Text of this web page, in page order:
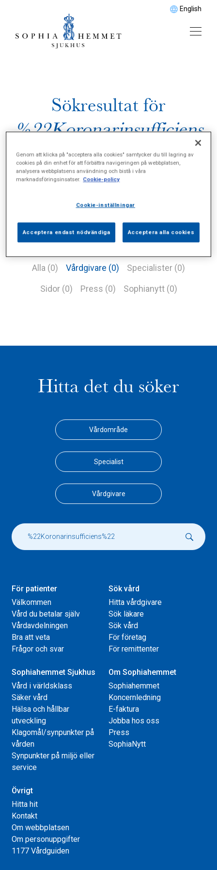
English
Sökresultat för
%22Koronarinsufficiens
%22
Alla (0) Vårdgivare (0) Specialister (0)
Sidor (0) Press (0) Sophianytt (0)
Hitta det du söker
Vårdområde
Specialist
Vårdgivare
För patienter
Välkommen
Vård du betalar själv
Vårdavdelningen
Bra att veta
Frågor och svar
Sök vård
Hitta vårdgivare
Sök läkare
Sök vård
För företag
För remittenter
Sophiahemmet Sjukhus
Vård i världsklass
Säker vård
Hälsa och hållbar
utveckling
Klagomål/synpunkter på
vården
Synpunkter på miljö eller
service
Om Sophiahemmet
Sophiahemmet
Koncernledning
E-faktura
Jobba hos oss
Press
SophiaNytt
Övrigt
Hitta hit
Kontakt
Om webbplatsen
Om personuppgifter
1177 Vårdguiden
Genom att klicka på "acceptera alla cookies" samtycker du till lagring av
cookies på din enhet för att förbättra navigeringen på webbplatsen,
analysera webbplatsens användning och bistå i våra
marknadsföringsinsatser. Cookie-policy
Cookie-inställningar
Acceptera endast nödvändiga Acceptera alla cookies